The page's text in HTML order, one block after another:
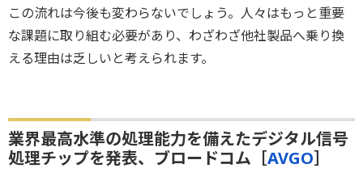
この流れは今後も変わらないでしょう。人々はもっと重要
な課題に取り組む必要があり、わざわざ他社製品へ乗り換
える理由は乏しいと考えられます。
業界最高水準の処理能力を備えたデジタル信号
処理チップを発表、ブロードコム［AVGO］